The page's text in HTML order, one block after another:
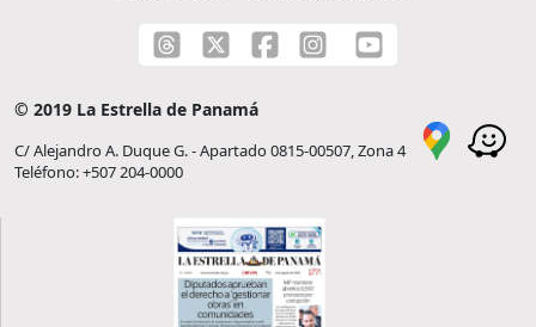
© 2019 La Estrella de Panamá
C/ Alejandro A. Duque G. - Apartado 0815-00507, Zona 4
Teléfono: +507 204-0000